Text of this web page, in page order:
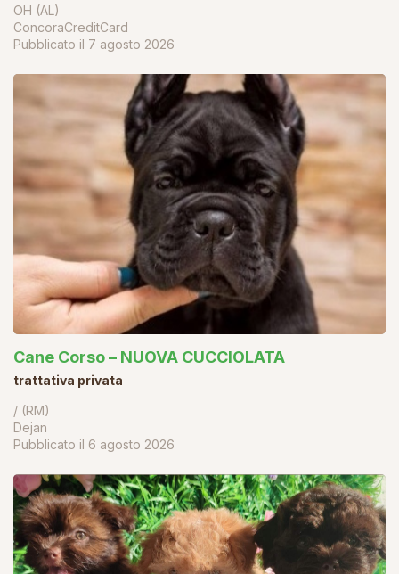
OH (AL)
ConcoraCreditCard
Pubblicato il 7 agosto 2026
Cane Corso – NUOVA CUCCIOLATA
trattativa privata
/ (RM)
Dejan
Pubblicato il 6 agosto 2026